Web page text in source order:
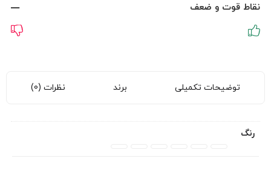
نقاط قوت و ضعف
توضیحات تکمیلی برند نظرات (0)
رنگ